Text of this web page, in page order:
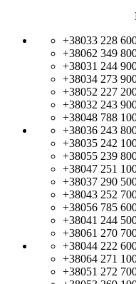
+38033 228
+38062 349
+38031 244
+38034 273
+38052 227
+38032 243
+38048 788
+38036 243
+38035 242
+38055 239
+38047 251
+38037 290
+38043 252
+38056 785
+38041 244
+38061 270
+38044 222
+38064 271
+38051 272